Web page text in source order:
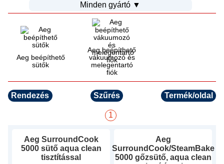
Minden gyártó ▼
Aeg beépíthető
sütők
Aeg beépíthető
vákuumozó és
melegentartó
fiók
Rendezés Szűrés Termék/oldal
1
Aeg SurroundCook
5000 sütő aqua clean
tisztítással
Aeg
SurroundCook/SteamBake
5000 gőzsütő, aqua clean